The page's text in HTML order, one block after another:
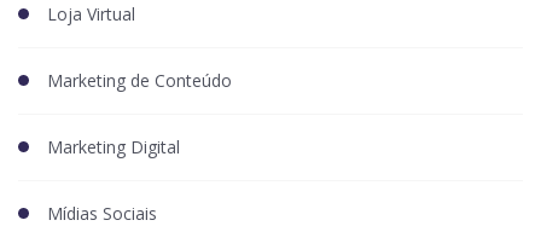
Loja Virtual
Marketing de Conteúdo
Marketing Digital
Mídias Sociais